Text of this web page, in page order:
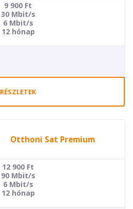
9 900 Ft
30 Mbit/s
6 Mbit/s
12 hónap
RÉSZLETEK
Otthoni Sat Premium
12 900 Ft
90 Mbit/s
6 Mbit/s
12 hónap